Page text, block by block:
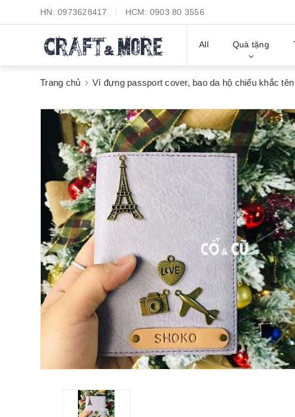
HN: 0973628417 HCM: 0903 80 3556
All Quà tặng
Trang chủ Ví đựng passport cover, bao da hộ chiếu khắc